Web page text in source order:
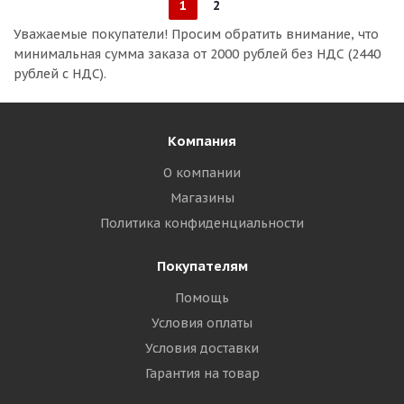
1
2
Уважаемые покупатели! Просим обратить внимание, что
минимальная сумма заказа от 2000 рублей без НДС (2440
рублей с НДС).
Компания
О компании
Магазины
Политика конфиденциальности
Покупателям
Помощь
Условия оплаты
Условия доставки
Гарантия на товар